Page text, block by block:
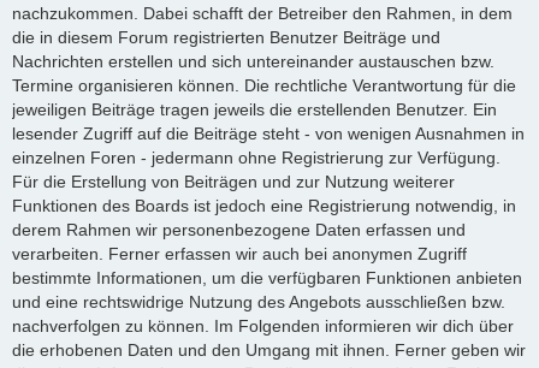
nachzukommen. Dabei schafft der Betreiber den Rahmen, in dem
die in diesem Forum registrierten Benutzer Beiträge und
Nachrichten erstellen und sich untereinander austauschen bzw.
Termine organisieren können. Die rechtliche Verantwortung für die
jeweiligen Beiträge tragen jeweils die erstellenden Benutzer. Ein
lesender Zugriff auf die Beiträge steht - von wenigen Ausnahmen in
einzelnen Foren - jedermann ohne Registrierung zur Verfügung.
Für die Erstellung von Beiträgen und zur Nutzung weiterer
Funktionen des Boards ist jedoch eine Registrierung notwendig, in
derem Rahmen wir personenbezogene Daten erfassen und
verarbeiten. Ferner erfassen wir auch bei anonymen Zugriff
bestimmte Informationen, um die verfügbaren Funktionen anbieten
und eine rechtswidrige Nutzung des Angebots ausschließen bzw.
nachverfolgen zu können. Im Folgenden informieren wir dich über
die erhobenen Daten und den Umgang mit ihnen. Ferner geben wir